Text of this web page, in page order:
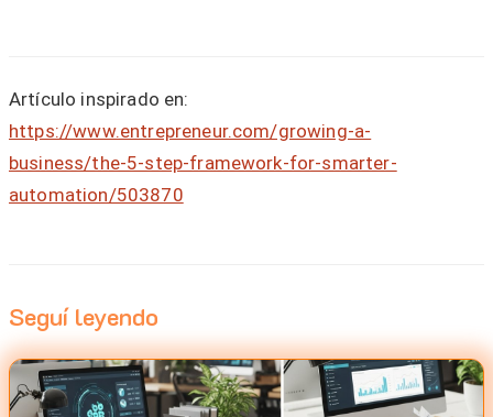
Artículo inspirado en:
https://www.entrepreneur.com/growing-a-
business/the-5-step-framework-for-smarter-
automation/503870
Seguí leyendo